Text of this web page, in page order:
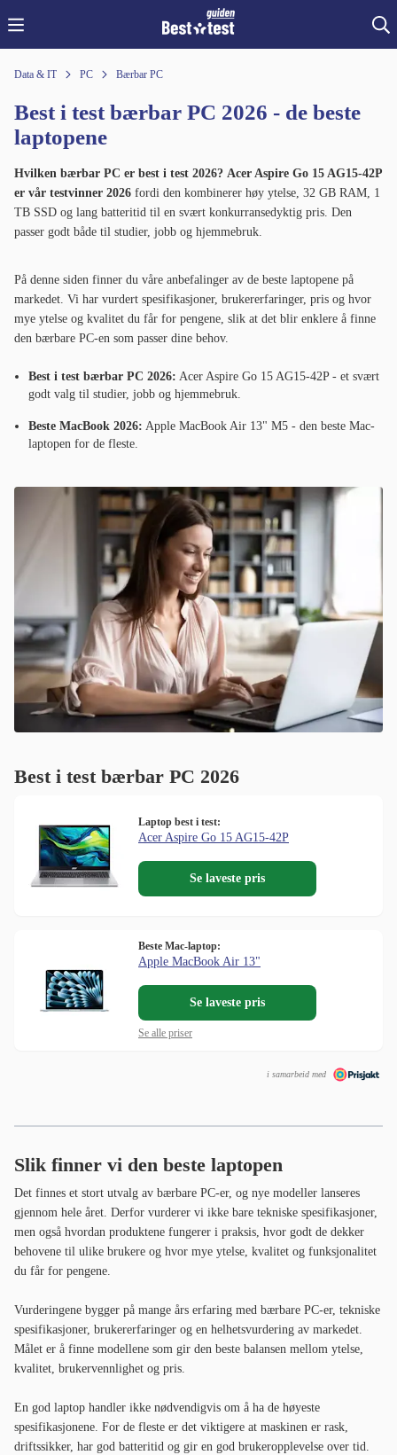
Data & IT PC Bærbar PC
Best i test bærbar PC 2026 - de beste
laptopene
Hvilken bærbar PC er best i test 2026? Acer Aspire Go 15 AG15-42P
er vår testvinner 2026 fordi den kombinerer høy ytelse, 32 GB RAM, 1
TB SSD og lang batteritid til en svært konkurransedyktig pris. Den
passer godt både til studier, jobb og hjemmebruk.
På denne siden finner du våre anbefalinger av de beste laptopene på
markedet. Vi har vurdert spesifikasjoner, brukererfaringer, pris og hvor
mye ytelse og kvalitet du får for pengene, slik at det blir enklere å finne
den bærbare PC-en som passer dine behov.
Best i test bærbar PC 2026: Acer Aspire Go 15 AG15-42P - et svært
godt valg til studier, jobb og hjemmebruk.
Beste MacBook 2026: Apple MacBook Air 13" M5 - den beste Mac-
laptopen for de fleste.
Best i test bærbar PC 2026
Laptop best i test:
Acer Aspire Go 15 AG15-42P
Se laveste pris
Beste Mac-laptop:
Apple MacBook Air 13"
Se laveste pris
Se alle priser
i samarbeid med
Slik finner vi den beste laptopen
Det finnes et stort utvalg av bærbare PC-er, og nye modeller lanseres
gjennom hele året. Derfor vurderer vi ikke bare tekniske spesifikasjoner,
men også hvordan produktene fungerer i praksis, hvor godt de dekker
behovene til ulike brukere og hvor mye ytelse, kvalitet og funksjonalitet
du får for pengene.
Vurderingene bygger på mange års erfaring med bærbare PC-er, tekniske
spesifikasjoner, brukererfaringer og en helhetsvurdering av markedet.
Målet er å finne modellene som gir den beste balansen mellom ytelse,
kvalitet, brukervennlighet og pris.
En god laptop handler ikke nødvendigvis om å ha de høyeste
spesifikasjonene. For de fleste er det viktigere at maskinen er rask,
driftssikker, har god batteritid og gir en god brukeropplevelse over tid.